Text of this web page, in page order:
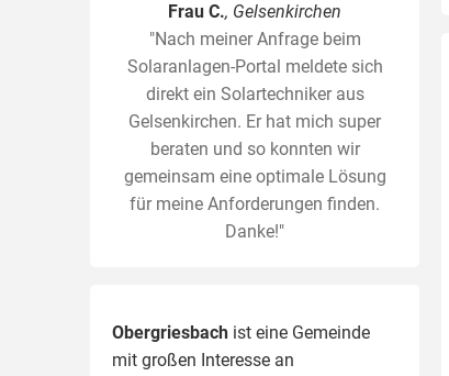
Frau C., Gelsenkirchen
"Nach meiner Anfrage beim
Solaranlagen-Portal meldete sich
direkt ein Solartechniker aus
Gelsenkirchen. Er hat mich super
beraten und so konnten wir
gemeinsam eine optimale Lösung
für meine Anforderungen finden.
Danke!"
Obergriesbach ist eine Gemeinde
mit großen Interesse an